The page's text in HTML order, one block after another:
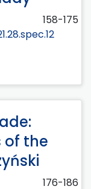
158-175
of the
176-186